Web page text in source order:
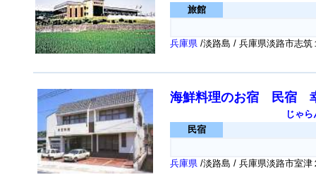
旅館
兵庫県 /淡路島 / 兵庫県淡路市志筑
海鮮料理のお宿 民宿
じゃら
民宿
兵庫県 /淡路島 / 兵庫県淡路市室津